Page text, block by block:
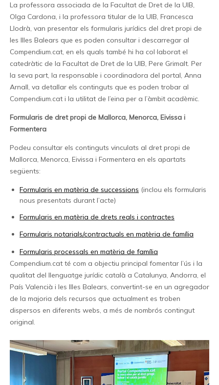
La professora associada de la Facultat de Dret de la UIB,
Olga Cardona, i la professora titular de la UIB, Francesca
Llodrà, van presentar els formularis jurídics del dret propi de
les Illes Balears que es poden consultar i descarregar al
Compendium.cat, en els quals també hi ha col·laborat el
catedràtic de la Facultat de Dret de la UIB, Pere Grimalt. Per
la seva part, la responsable i coordinadora del portal, Anna
Arnall, va detallar els continguts que es poden trobar al
Compendium.cat i la utilitat de l’eina per a l’àmbit acadèmic.
Formularis de dret propi de Mallorca, Menorca, Eivissa i
Formentera
Podeu consultar els continguts vinculats al dret propi de
Mallorca, Menorca, Eivissa i Formentera en els apartats
següents:
Formularis en matèria de successions (inclou els formularis
nous presentats durant l’acte)
Formularis en matèria de drets reals i contractes
Formularis notarials/contractuals en matèria de família
Formularis processals en matèria de família
Compendium.cat té com a objectiu principal fomentar l’ús i la
qualitat del llenguatge jurídic català a Catalunya, Andorra, el
País Valencià i les Illes Balears, convertint-se en un agregador
de la majoria dels recursos que actualment es troben
dispersos en diferents webs, a més de nombrós contingut
original.